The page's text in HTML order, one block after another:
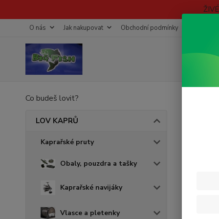
O nás Jak nakupovat Obchodní podmínky
Co budeš lovit?
LOV KAPRŮ
Kaprařské pruty
Obaly, pouzdra a tašky
Kaprařské navijáky
Vlasce a pletenky